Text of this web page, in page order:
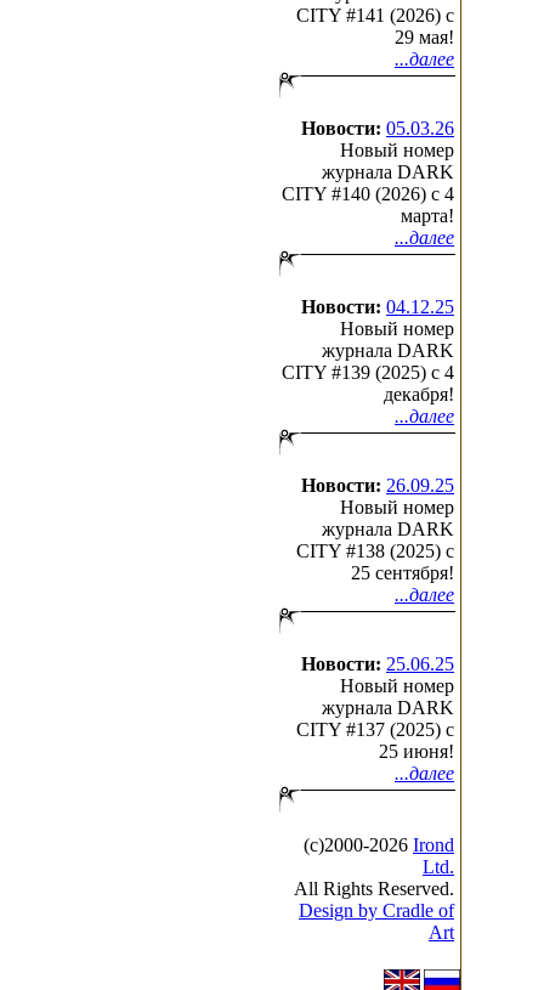
CITY #141 (2026) c
29 мая!
...далее
Новости: 05.03.26
Новый номер
журнала DARK
CITY #140 (2026) c 4
марта!
...далее
Новости: 04.12.25
Новый номер
журнала DARK
CITY #139 (2025) c 4
декабря!
...далее
Новости: 26.09.25
Новый номер
журнала DARK
CITY #138 (2025) c
25 сентября!
...далее
Новости: 25.06.25
Новый номер
журнала DARK
CITY #137 (2025) c
25 июня!
...далее
(с)2000-2026 Irond
Ltd.
All Rights Reserved.
Design by Cradle of
Art